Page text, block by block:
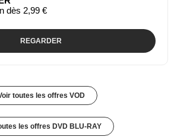
dès 2,99 €
REGARDER
toutes les offres VOD
les offres DVD BLU-RAY